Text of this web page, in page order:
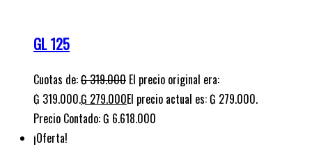
GL 125
Cuotas de:₲319.000 El precio original era:
₲ 319.000.₲ 279.000El precio actual es: ₲ 279.000.
Precio Contado: ₲ 6.618.000
¡Oferta!